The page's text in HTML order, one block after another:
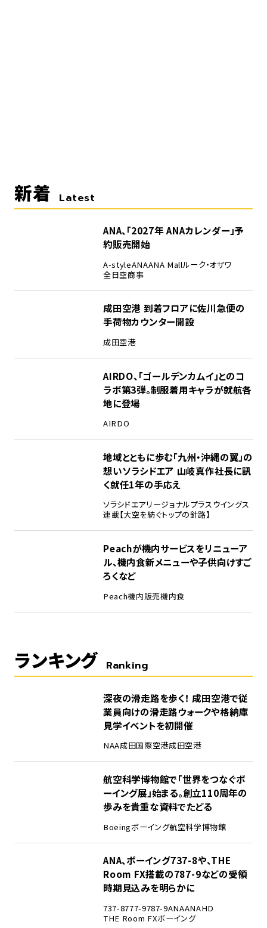
新着 Latest
ANA、「2027年 ANAカレンダー」予
約販売開始
A-styleANAANA Mallルーク・オザワ
全日空商事
成田空港 到着フロアに佐川急便の
手荷物カウンター開設
成田空港
AIRDO、「ゴールデンカムイ」とのコ
ラボ第3弾。制服着用キャラが就航各
地に登場
AIRDO
地域とともに歩む「九州・沖縄の翼」の
想い――ソラシドエア 山岐真作社長に訊
く就任1年の手応え
ソラシドエアリージョナルプラスウイングス
連載【大空を紡ぐトップの針路】
Peachが機内サービスをリニューア
ル、機内食新メニューや子供向けすご
ろくなど
Peach機内販売機内食
ランキング Ranking
深夜の滑走路を歩く！ 成田空港で従
業員向けの滑走路ウォークや格納庫
見学イベントを初開催
NAA成田国際空港成田空港
航空科学博物館で「世界をつなぐボ
ーイング展」始まる。創立110周年の
歩みを貴重な資料でたどる
Boeingボーイング航空科学博物館
ANA、ボーイング737-8や、THE
Room FX搭載の787-9などの受領
時期見込みを明らかに
737-8777-9787-9ANAANAHD
THE Room FXボーイング